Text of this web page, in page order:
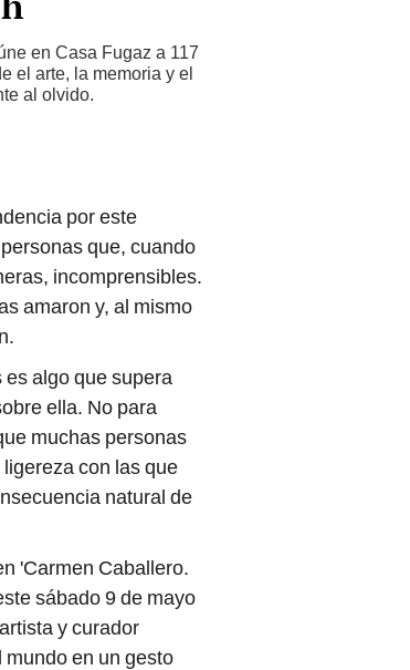
en Casa Fugaz a 117
el arte, la memoria y el
al olvido.
por este
que, cuando
incomprensibles.
amaron y, al mismo
algo que supera
ella. No para
muchas personas
con las que
natural de
'Carmen Caballero.
sábado 9 de mayo
y curador
en un gesto